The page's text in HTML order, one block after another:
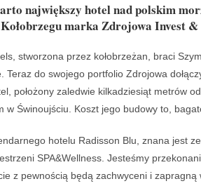
największy hotel nad polskim
marka Zdrojowa Invest
stworzona przez kołobrzeżan, braci
Teraz do swojego portfolio Zdrojowa
położony zaledwie kilkadziesiąt metrów
w Świnoujściu. Koszt jego budowy to,
hotelu Radisson Blu, znana jest
SPA&Wellness. Jesteśmy
z pewnością będą zachwyceni i